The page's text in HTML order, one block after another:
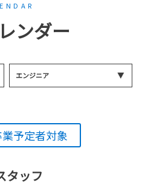
ンダー
エンジニア
予定者対象
タッフ